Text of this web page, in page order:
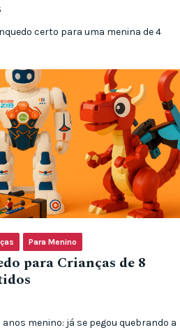
certo para uma menina de 4
Para Menino
para Crianças de 8
menino: já se pegou quebrando a